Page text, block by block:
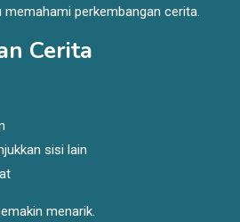
memahami perkembangan cerita.
Cerita
sisi lain
menarik.